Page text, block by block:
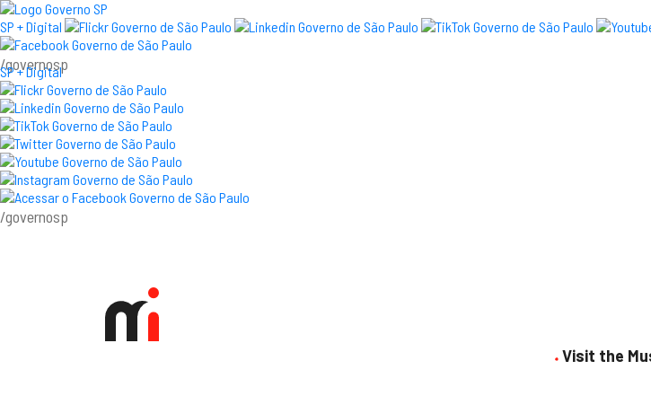
SP + Digital
/governosp
SP + Digital
/governosp
Visit the